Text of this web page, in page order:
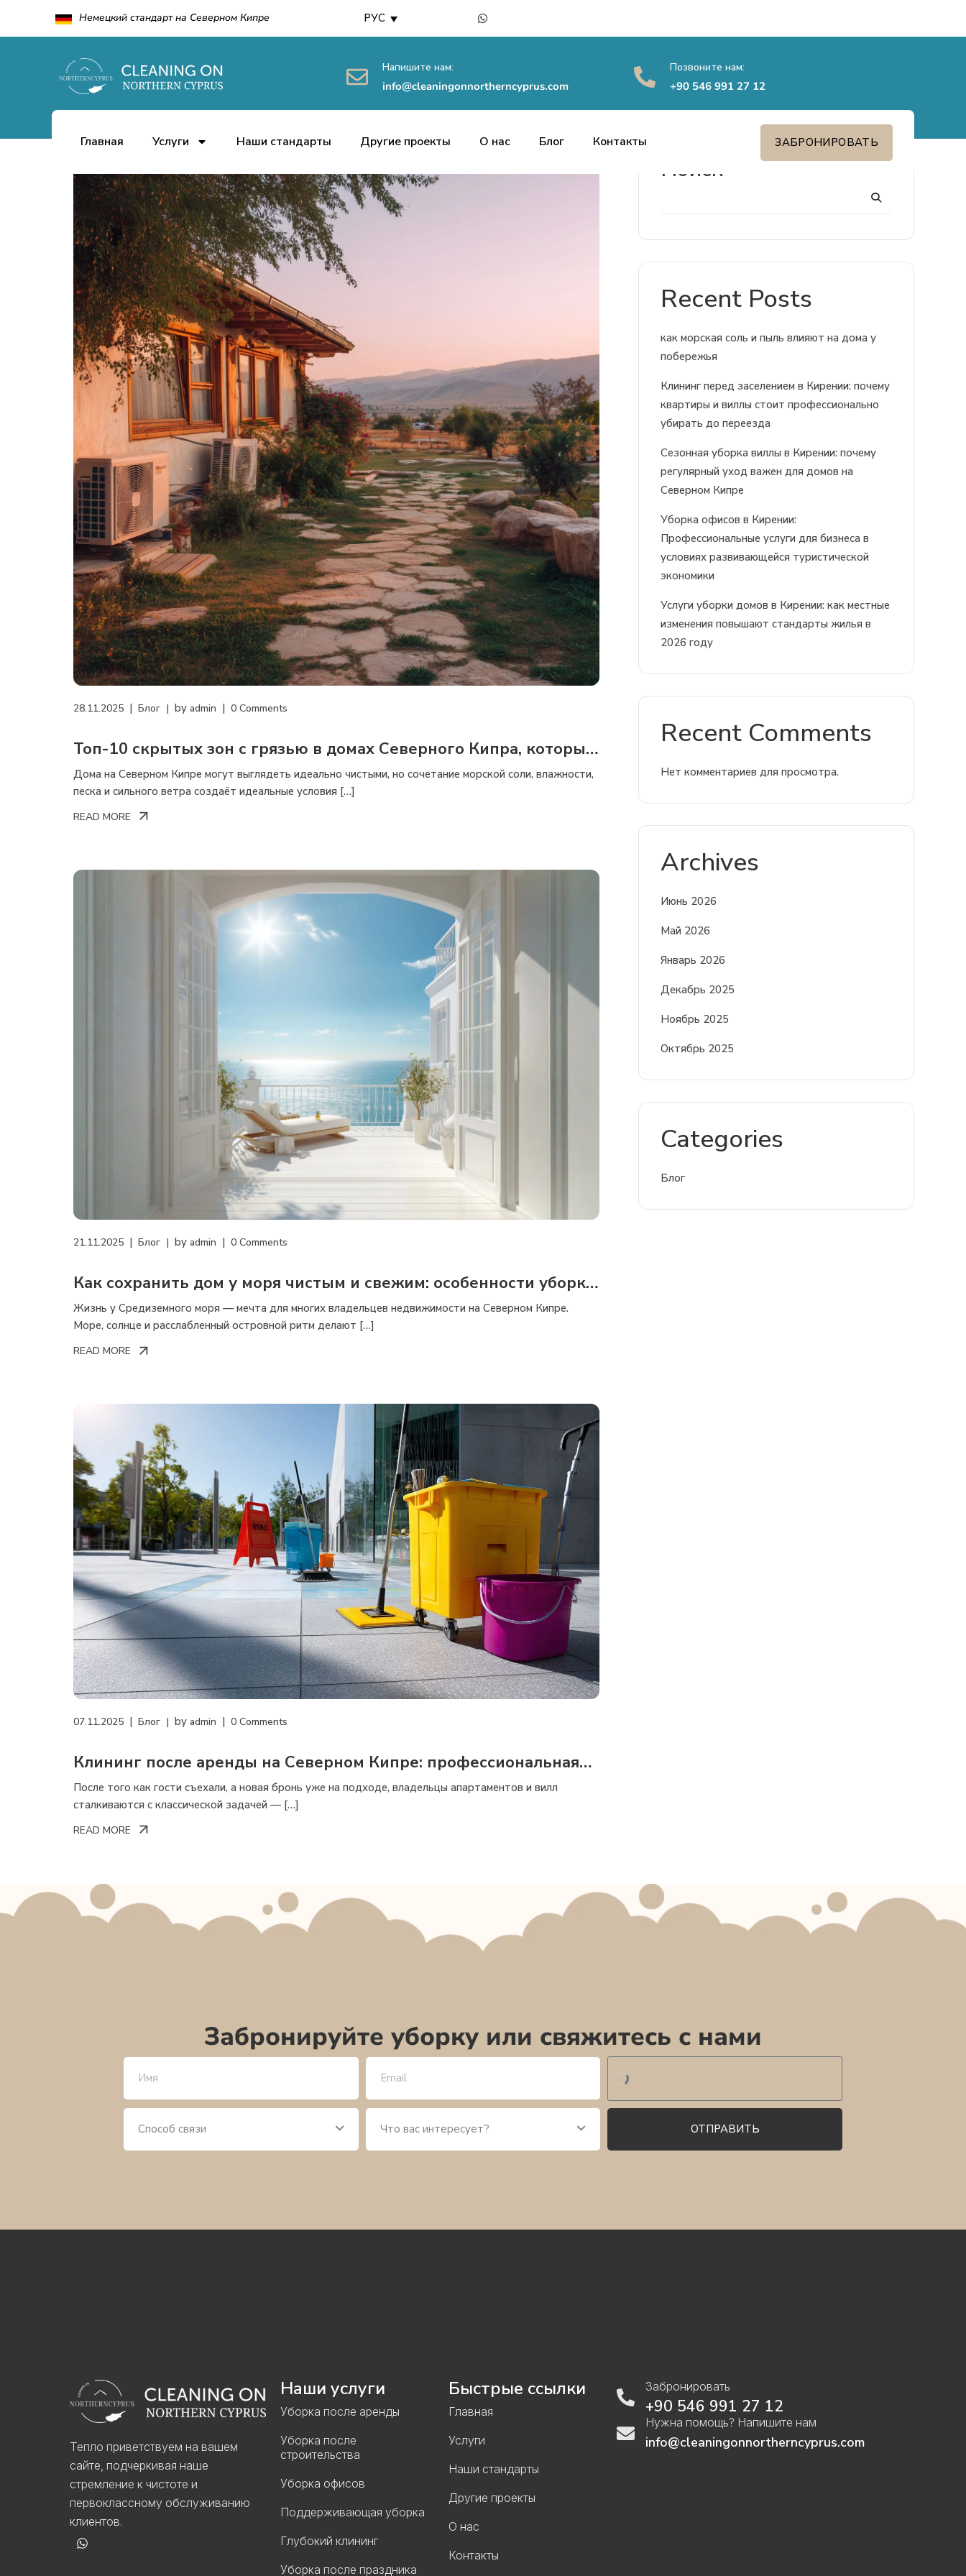
Немецкий стандарт на Северном Кипре РУС
Напишите нам:
info@cleaningonnortherncyprus.com
Позвоните нам:
+90 546 991 27 12
Главная Услуги Наши стандарты Другие проекты О нас Блог Контакты ЗАБРОНИРОВАТЬ
28.11.2025 Блог by admin 0 Comments
Топ-10 скрытых зон с грязью в домах Северного Кипра, которые
почти никто не убирает — и почему это важно
Дома на Северном Кипре могут выглядеть идеально чистыми, но сочетание морской соли, влажности,
песка и сильного ветра создаёт идеальные условия […]
READ MORE
21.11.2025 Блог by admin 0 Comments
Как сохранить дом у моря чистым и свежим: особенности уборки
на Северном Кипре
Жизнь у Средиземного моря — мечта для многих владельцев недвижимости на Северном Кипре.
Море, солнце и расслабленный островной ритм делают […]
READ MORE
07.11.2025 Блог by admin 0 Comments
Клининг после аренды на Северном Кипре: профессиональная
уборка от Cleaning on Northern Cyprus
После того как гости съехали, а новая бронь уже на подходе, владельцы апартаментов и вилл
сталкиваются с классической задачей — […]
READ MORE
Поиск
Recent Posts
как морская соль и пыль влияют на дома у
побережья
Клининг перед заселением в Кирении: почему
квартиры и виллы стоит профессионально
убирать до переезда
Сезонная уборка виллы в Кирении: почему
регулярный уход важен для домов на
Северном Кипре
Уборка офисов в Кирении:
Профессиональные услуги для бизнеса в
условиях развивающейся туристической
экономики
Услуги уборки домов в Кирении: как местные
изменения повышают стандарты жилья в
2026 году
Recent Comments
Нет комментариев для просмотра.
Archives
Июнь 2026
Май 2026
Январь 2026
Декабрь 2025
Ноябрь 2025
Октябрь 2025
Categories
Блог
Забронируйте уборку или свяжитесь с нами
ОТПРАВИТЬ
Тепло приветствуем на вашем
сайте, подчеркивая наше
стремление к чистоте и
первоклассному обслуживанию
клиентов.
Наши услуги
Уборка после аренды
Уборка после
строительства
Уборка офисов
Поддерживающая уборка
Глубокий клининг
Уборка после праздника
Быстрые ссылки
Главная
Услуги
Наши стандарты
Другие проекты
О нас
Контакты
Забронировать
+90 546 991 27 12
Нужна помощь? Напишите нам
info@cleaningonnortherncyprus.com